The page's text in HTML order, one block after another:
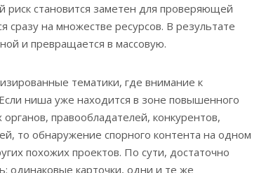
риск становится заметен для проверяющей
сразу на множестве ресурсов. В результате
и превращается в массовую.
тематики, где внимание к
ниша уже находится в зоне повышенного
правообладателей, конкурентов,
то обнаружение спорного контента на одном
похожих проектов. По сути, достаточно
одинаковые карточки, одни и те же